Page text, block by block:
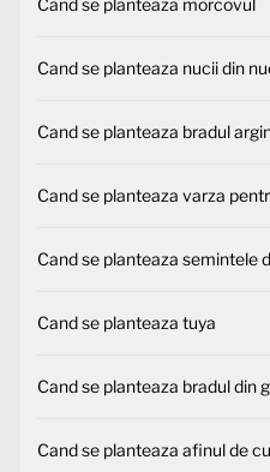
Cand se planteaza nucii din
Cand se planteaza bradul
Cand se planteaza varza
Cand se planteaza semintele
Cand se planteaza tuya
Cand se planteaza bradul din
Cand se planteaza afinul de